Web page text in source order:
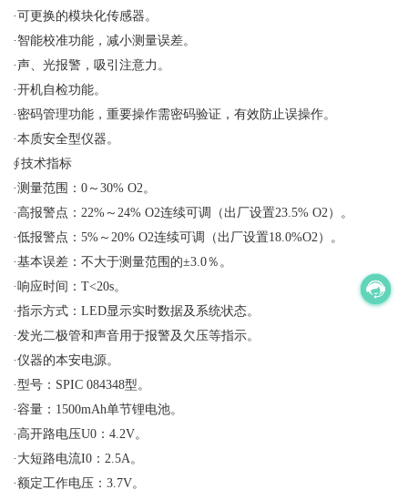
·可更换的模块化传感器。
·智能校准功能，减小测量误差。
·声、光报警，吸引注意力。
·开机自检功能。
·密码管理功能，重要操作需密码验证，有效防止误操作。
·本质安全型仪器。
∮技术指标
·测量范围：0～30% O2。
·高报警点：22%～24% O2连续可调（出厂设置23.5% O2）。
·低报警点：5%～20% O2连续可调（出厂设置18.0%O2）。
·基本误差：不大于测量范围的±3.0％。
·响应时间：T<20s。
·指示方式：LED显示实时数据及系统状态。
·发光二极管和声音用于报警及欠压等指示。
·仪器的本安电源。
·型号：SPIC 084348型。
·容量：1500mAh单节锂电池。
·高开路电压U0：4.2V。
·大短路电流I0：2.5A。
·额定工作电压：3.7V。